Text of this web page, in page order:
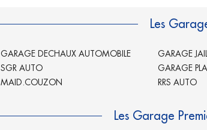
Les
GARAGE DECHAUX AUTOMOBILE
SGR AUTO
MAID.COUZON
GARAGE
GARAGE
RRS AUTO
Les Garage